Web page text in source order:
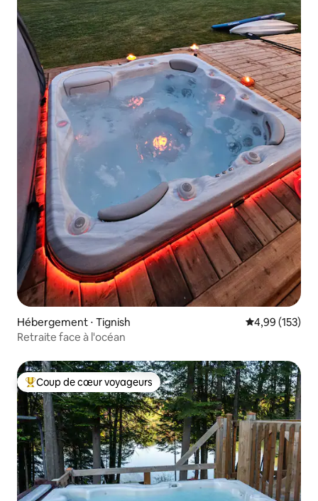
Hébergement ⋅ Tignish Évaluation
4,99 (153)
Retraite face à l'océan
Coups de cœur voyageurs les plus appréciés
Coup de cœur voyageurs